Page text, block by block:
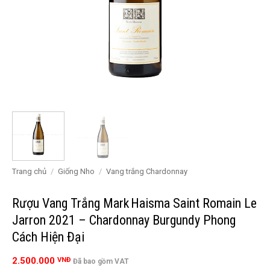
Trang chủ / Giống Nho / Vang trắng Chardonnay
Rượu Vang Trắng Mark Haisma Saint Romain Le
Jarron 2021 – Chardonnay Burgundy Phong
Cách Hiện Đại
2.500.000 VNĐ Đã bao gồm VAT